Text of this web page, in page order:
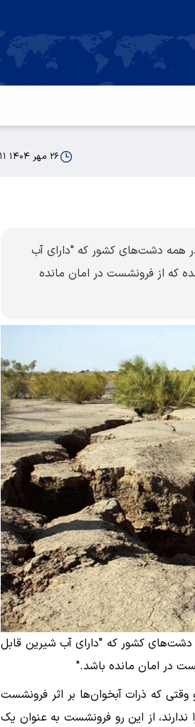
۲۶ مهر ۱۴۰۴ ۱۲:۱۱
همه دشت‌های کشور که "دارای آب
که از فرونشست در امان مانده
کشور که "دارای آب شیرین قابل
در امان مانده باشد."
که ذرات آبخوان‌ها بر اثر فرونشست
از این رو فرونشست به عنوان یک